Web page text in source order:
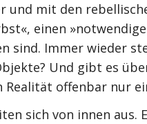
und mit den
einen
sind. Immer wieder
Und gibt es
offenbar nur
sich von innen aus.